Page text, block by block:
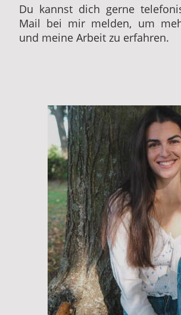
Du kannst dich gerne
Mail bei mir melden, um
und meine Arbeit zu erfahren.